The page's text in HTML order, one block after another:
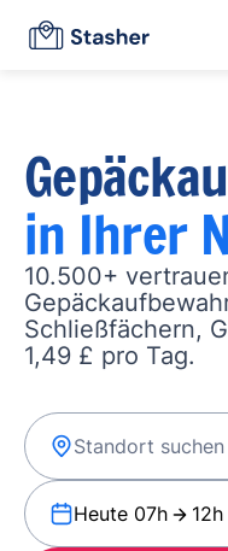
in Ihrer
10.500+
Schließfächern,
1,49 £ pro Tag.
Heute 07h 12h